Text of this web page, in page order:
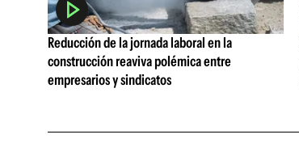
Reducción de la jornada laboral en la
construcción reaviva polémica entre
empresarios y sindicatos